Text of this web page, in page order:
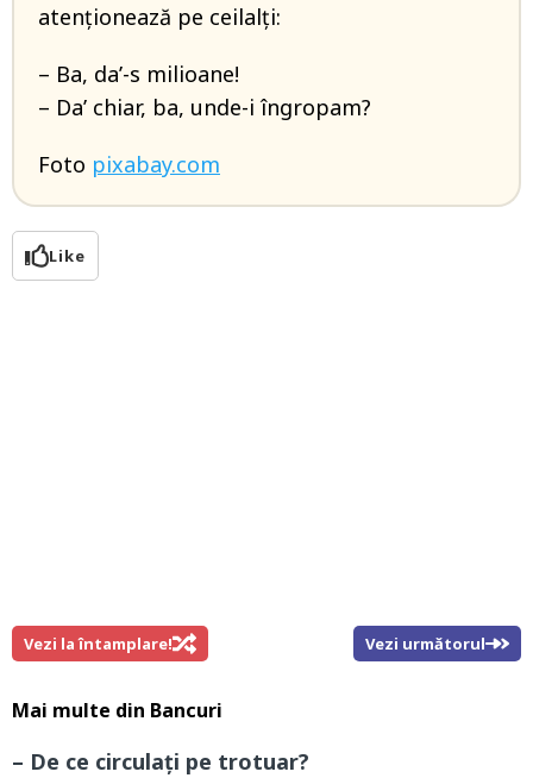
atenționează pe ceilalți:
– Ba, da’-s milioane!
– Da’ chiar, ba, unde-i îngropam?
Foto pixabay.com
Like
Vezi la întamplare! Vezi următorul
Mai multe din Bancuri
– De ce circulați pe trotuar?